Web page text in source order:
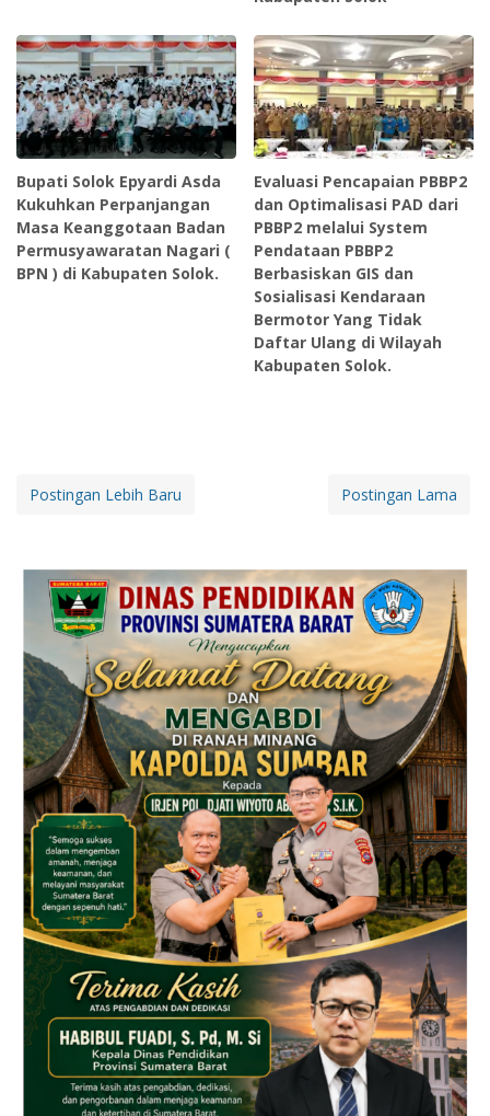
Bupati Solok Epyardi Asda
Kukuhkan Perpanjangan
Masa Keanggotaan Badan
Permusyawaratan Nagari (
BPN ) di Kabupaten Solok.
Evaluasi Pencapaian PBBP2
dan Optimalisasi PAD dari
PBBP2 melalui System
Pendataan PBBP2
Berbasiskan GIS dan
Sosialisasi Kendaraan
Bermotor Yang Tidak
Daftar Ulang di Wilayah
Kabupaten Solok.
Postingan Lebih Baru Postingan Lama